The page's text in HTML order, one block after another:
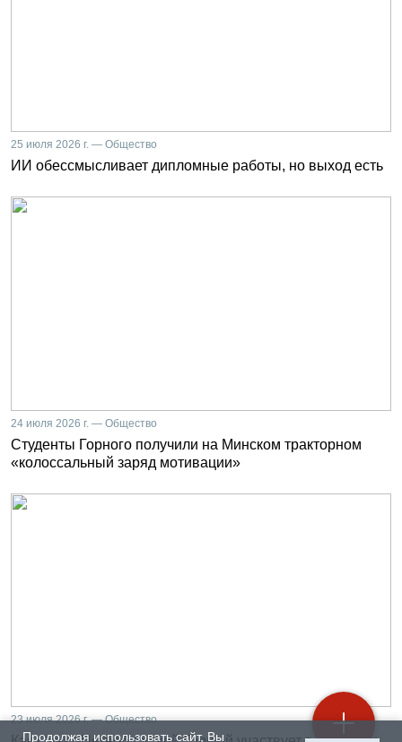
Продолжая использовать сайт, Вы
25 июля 2026 г. — Общество
ИИ обессмысливает дипломные работы, но выход есть
24 июля 2026 г. — Общество
Студенты Горного получили на Минском тракторном
«колоссальный заряд мотивации»
23 июля 2026 г. — Общество